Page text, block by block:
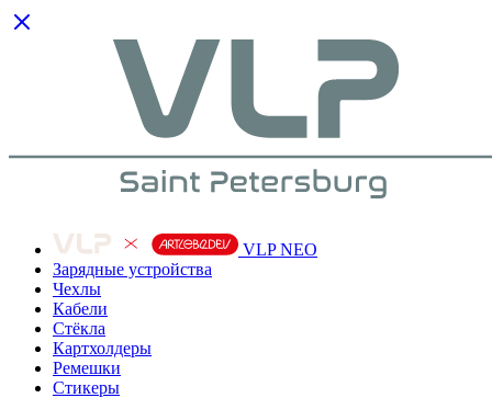
VLP NEO
Зарядные устройства
Чехлы
Кабели
Cтёкла
Картхолдеры
Ремешки
Стикеры